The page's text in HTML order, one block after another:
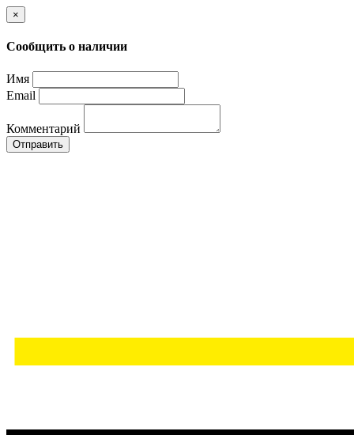
×
Сообщить о наличии
Имя
Email
Комментарий
Отправить